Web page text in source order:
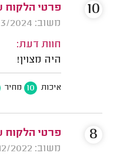
פרטי הלקוח
משוב: 03/03/2024
חוות דעת:
היה מצוין!
איכות 10 מחיר
10
פרטי הלקוח
משוב: 05/12/2022
8